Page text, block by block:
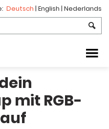
Deutsch | English | Nederlands
mit RGB-